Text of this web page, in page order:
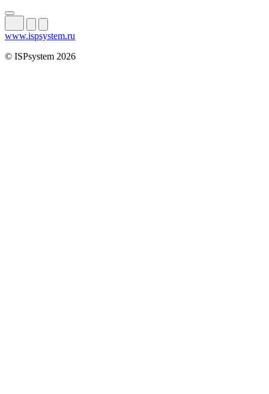
www.ispsystem.ru
© ISPsystem 2026